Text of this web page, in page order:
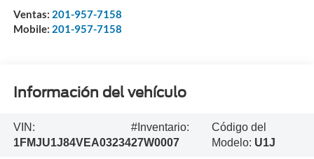
Ventas: 201-957-7158
Mobile: 201-957-7158
Información del vehículo
VIN:
1FMJU1J84VEA03234
#Inventario:
27W0007
Código del
Modelo: U1J